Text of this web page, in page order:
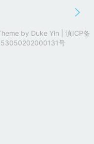
by Duke Yin
滇ICP备
53050202000131号